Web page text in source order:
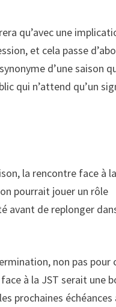
qu’avec une
et cela passe
d’une saison
qui n’attend qu’un
la rencontre face à
pourrait jouer un rôle
avant de replonger
non pas pour
à la JST serait une
prochaines échéances